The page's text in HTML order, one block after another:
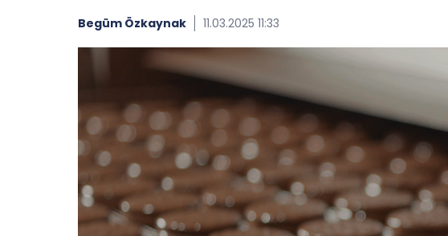
Begüm Özkaynak 11.03.2025 11:33